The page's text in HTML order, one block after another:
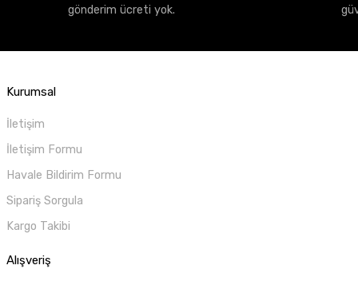
gönderim ücreti yok.
Kurumsal
İletişim
İletişim Formu
Havale Bildirim Formu
Sipariş Sorgula
Kargo Takibi
Alışveriş